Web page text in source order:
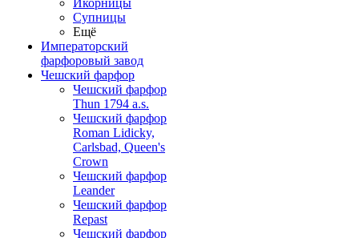
Икорницы
Супницы
Ещё
Императорский
фарфоровый завод
Чешский фарфор
Чешский фарфор
Thun 1794 a.s.
Чешский фарфор
Roman Lidicky,
Carlsbad, Queen's
Crown
Чешский фарфор
Leander
Чешский фарфор
Repast
Чешский фарфор